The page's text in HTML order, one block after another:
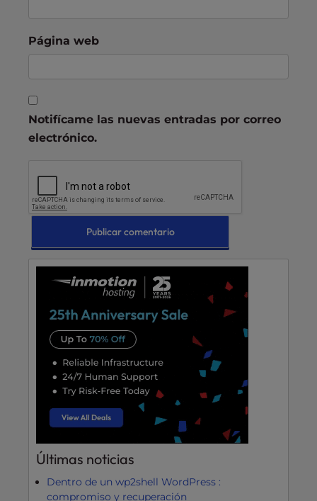
Página web
Notifícame las nuevas entradas por correo
electrónico.
Últimas noticias
Dentro de un wp2shell WordPress :
compromiso y recuperación